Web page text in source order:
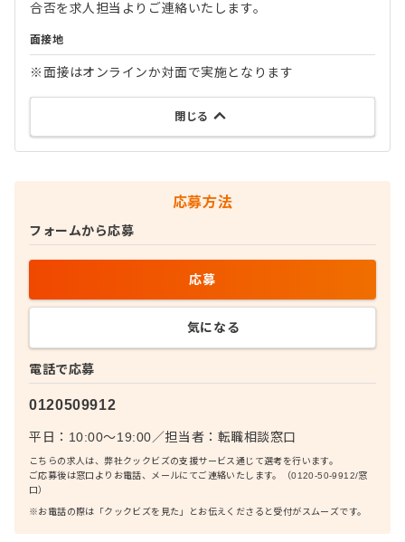
合否を求人担当よりご連絡いたします。
面接地
※面接はオンラインか対面で実施となります
閉じる
応募方法
電話で応募
0120509912
平日：10:00〜19:00／担当者： 転職相談窓口
こちらの求人は、弊社クックビズの支援サービス通じて選考を行います。
ご応募後は窓口よりお電話、メールにてご連絡いたします。（0120-50-9912/窓
口）
※お電話の際は「クックビズを見た」とお伝えくださると受付がスムーズです。
フォームから応募
応募
気になる